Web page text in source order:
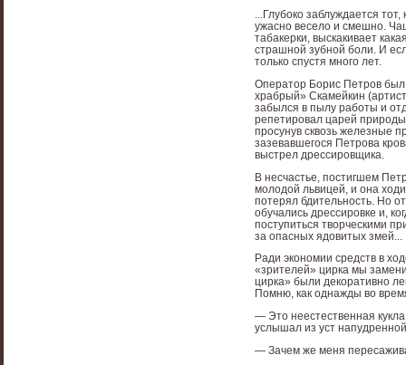
...Глубоко заблуждается
ужасно весело и смешно.
табакерки, выскакивает
страшной зубной боли. И
только спустя много лет.
Оператор Борис Петров был
храбрый» Скамейкин
забылся в пылу работы и
репетировал царей
просунув сквозь железные
зазевавшегося Петрова
выстрел дрессировщика.
В несчастье, постигшем
молодой львицей, и она
потерял бдительность. Но
обучались дрессировке и,
поступиться творческими
за опасных ядовитых змей...
Ради экономии средств в
«зрителей» цирка мы
цирка» были декоративно
Помню, как однажды во
— Это неестественная
услышал из уст
— Зачем же меня